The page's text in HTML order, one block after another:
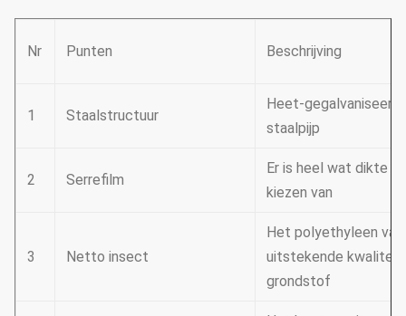
Nr Punten Beschrijving
1 Staalstructuur
Heet-
staalpijp
2 Serrefilm
Er is heel wat dikte
kiezen van
3 Netto insect
Het polyethyleen van
uitstekende kwaliteit
grondstof